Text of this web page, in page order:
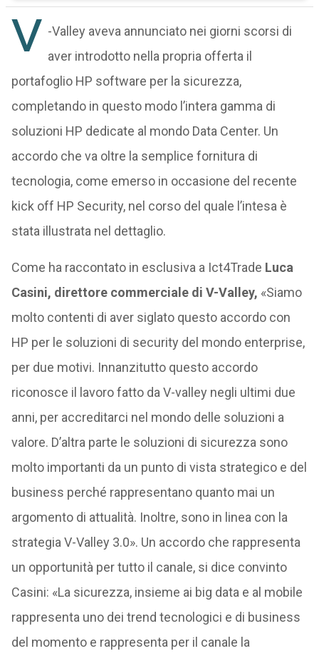
V -Valley aveva annunciato nei giorni scorsi di
aver introdotto nella propria offerta il
portafoglio HP software per la sicurezza,
completando in questo modo l’intera gamma di
soluzioni HP dedicate al mondo Data Center. Un
accordo che va oltre la semplice fornitura di
tecnologia, come emerso in occasione del recente
kick off HP Security, nel corso del quale l’intesa è
stata illustrata nel dettaglio.
Come ha raccontato in esclusiva a Ict4Trade Luca
Casini, direttore commerciale di V-Valley, «Siamo
molto contenti di aver siglato questo accordo con
HP per le soluzioni di security del mondo enterprise,
per due motivi. Innanzitutto questo accordo
riconosce il lavoro fatto da V-valley negli ultimi due
anni, per accreditarci nel mondo delle soluzioni a
valore. D’altra parte le soluzioni di sicurezza sono
molto importanti da un punto di vista strategico e del
business perché rappresentano quanto mai un
argomento di attualità. Inoltre, sono in linea con la
strategia V-Valley 3.0». Un accordo che rappresenta
un opportunità per tutto il canale, si dice convinto
Casini: «La sicurezza, insieme ai big data e al mobile
rappresenta uno dei trend tecnologici e di business
del momento e rappresenta per il canale la